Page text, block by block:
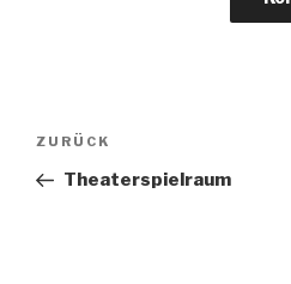
Beitragsnavigation
Vorheriger
Beitrag
ZURÜCK
Theaterspielraum